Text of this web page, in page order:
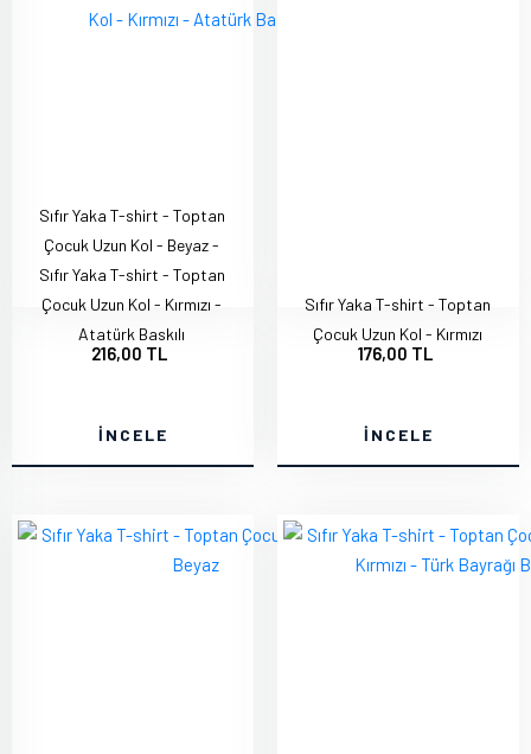
Sıfır Yaka T-shirt - Toptan
Çocuk Uzun Kol - Beyaz -
Sıfır Yaka T-shirt - Toptan
Çocuk Uzun Kol - Kırmızı -
Atatürk Baskılı
216,00 TL
İNCELE
Sıfır Yaka T-shirt - Toptan
Çocuk Uzun Kol - Kırmızı
176,00 TL
İNCELE